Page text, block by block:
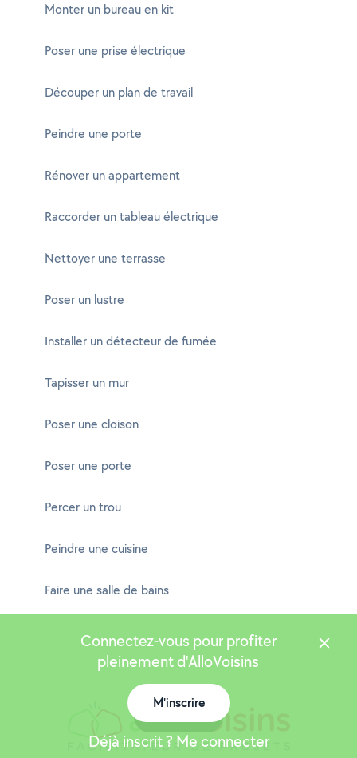
Monter un bureau en kit
Poser une prise électrique
Découper un plan de travail
Peindre une porte
Rénover un appartement
Raccorder un tableau électrique
Nettoyer une terrasse
Poser un lustre
Installer un détecteur de fumée
Tapisser un mur
Poser une cloison
Poser une porte
Percer un trou
Peindre une cuisine
Faire une salle de bains
Connectez-vous pour profiter
pleinement d'AlloVoisins
M'inscrire
Déjà inscrit ? Me connecter